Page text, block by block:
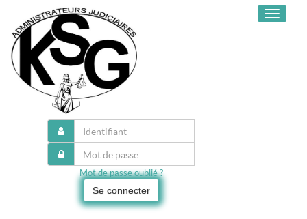
Toggle
Mot de passe oublié ?
Se connecter